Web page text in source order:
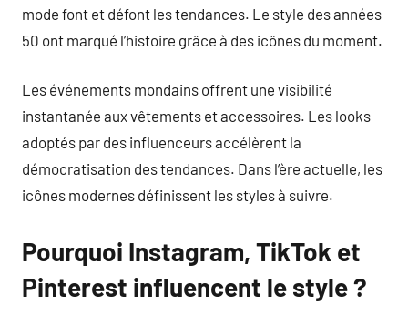
mode font et défont les tendances. Le style des années
50 ont marqué l’histoire grâce à des icônes du moment.
Les événements mondains offrent une visibilité
instantanée aux vêtements et accessoires. Les looks
adoptés par des influenceurs accélèrent la
démocratisation des tendances. Dans l’ère actuelle, les
icônes modernes définissent les styles à suivre.
Pourquoi Instagram, TikTok et
Pinterest influencent le style ?